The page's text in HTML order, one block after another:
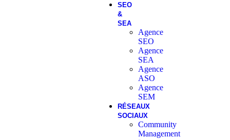
SEO
&
SEA
Agence
SEO
Agence
SEA
Agence
ASO
Agence
SEM
RÉSEAUX
SOCIAUX
Community
Management